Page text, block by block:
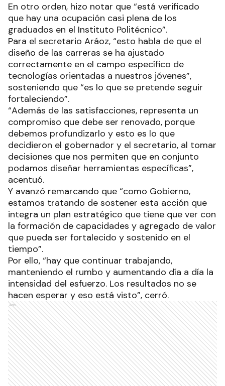
En otro orden, hizo notar que “está verificado
que hay una ocupación casi plena de los
graduados en el Instituto Politécnico”.
Para el secretario Aráoz, “esto habla de que el
diseño de las carreras se ha ajustado
correctamente en el campo específico de
tecnologías orientadas a nuestros jóvenes”,
sosteniendo que “es lo que se pretende seguir
fortaleciendo”.
“Además de las satisfacciones, representa un
compromiso que debe ser renovado, porque
debemos profundizarlo y esto es lo que
decidieron el gobernador y el secretario, al tomar
decisiones que nos permiten que en conjunto
podamos diseñar herramientas específicas”,
acentuó.
Y avanzó remarcando que “como Gobierno,
estamos tratando de sostener esta acción que
integra un plan estratégico que tiene que ver con
la formación de capacidades y agregado de valor
que pueda ser fortalecido y sostenido en el
tiempo”.
Por ello, “hay que continuar trabajando,
manteniendo el rumbo y aumentando día a día la
intensidad del esfuerzo. Los resultados no se
hacen esperar y eso está visto”, cerró.
Ads